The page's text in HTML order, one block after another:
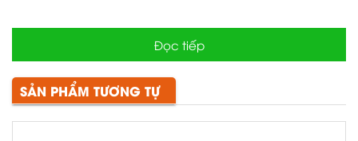
Đọc tiếp
SẢN PHẨM TƯƠNG TỰ